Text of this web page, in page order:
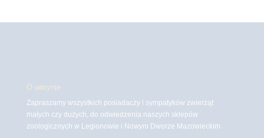
O witrynie
Zapraszamy wszystkich posiadaczy i sympatyków zwierząt
małych czy dużych, do odwiedzenia naszych sklepów
zoologicznych w Legionowie i Nowym Dworze Mazowieckim